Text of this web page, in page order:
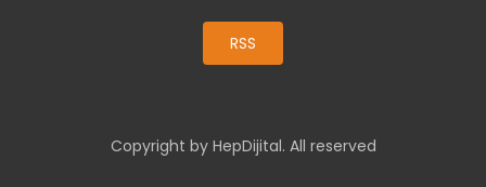
RSS
Copyright by HepDijital. All reserved